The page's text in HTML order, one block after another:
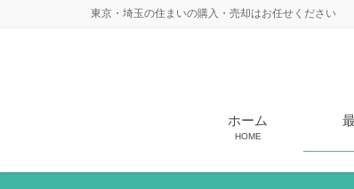
東京・埼玉の住まいの購入・売却はお任せください
ホーム
HOME